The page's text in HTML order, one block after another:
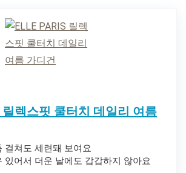
릴렉스핏 쿨터치 데일리 여름
걸쳐도 세련돼 보여요
있어서 더운 날에도 갑갑하지 않아요